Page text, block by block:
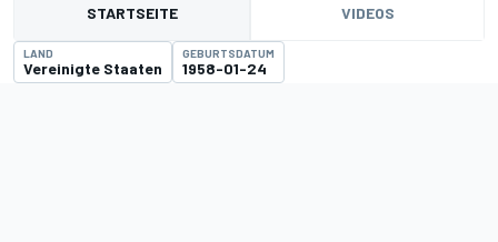
STARTSEITE VIDEOS
LAND
Vereinigte Staaten
GEBURTSDATUM
1958-01-24